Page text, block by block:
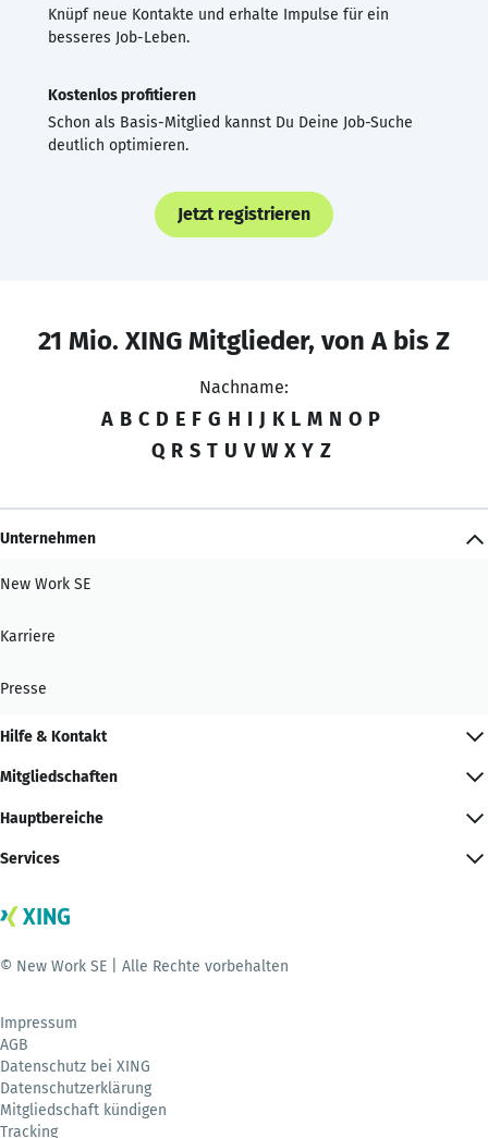
Knüpf neue Kontakte und erhalte Impulse für ein
besseres Job-Leben.
Kostenlos profitieren
Schon als Basis-Mitglied kannst Du Deine Job-Suche
deutlich optimieren.
Jetzt registrieren
21 Mio. XING Mitglieder, von A bis Z
Nachname:
A B C D E F G H I J K L M N O P
Q R S T U V W X Y Z
Unternehmen
New Work SE
Karriere
Presse
Hilfe & Kontakt
Mitgliedschaften
Hauptbereiche
Services
© New Work SE | Alle Rechte vorbehalten
Impressum
AGB
Datenschutz bei XING
Datenschutzerklärung
Mitgliedschaft kündigen
Tracking